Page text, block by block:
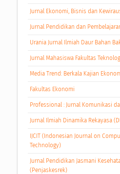
Jurnal Ekonomi, Bisnis dan
Jurnal Pendidikan dan
Urania Jurnal Ilmiah Daur Bahan
Jurnal Mahasiswa Fakultas
Media Trend: Berkala Kajian
Fakultas Ekonomi
Professional : Jurnal Komunikasi
Jurnal Ilmiah Dinamika Rekayasa
IJCIT (Indonesian Journal on
Technology)
Jurnal Pendidikan Jasmani
(Penjaskesrek)